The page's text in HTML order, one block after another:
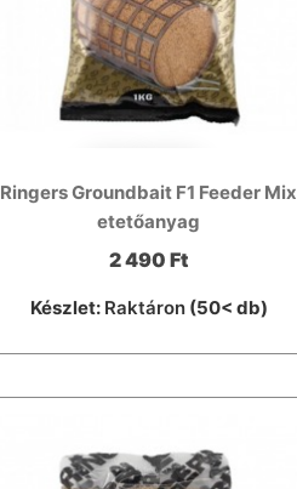
Ringers Groundbait F1 Feeder Mix
etetőanyag
2 490 Ft
Készlet: Raktáron(50< db)